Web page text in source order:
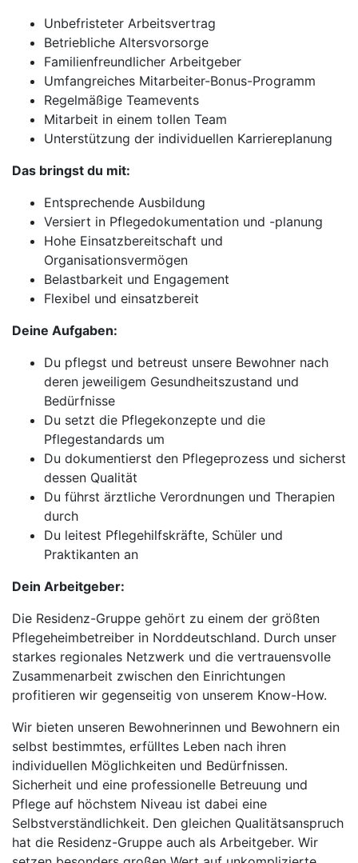
Unbefristeter Arbeitsvertrag
Betriebliche Altersvorsorge
Familienfreundlicher Arbeitgeber
Umfangreiches Mitarbeiter-Bonus-Programm
Regelmäßige Teamevents
Mitarbeit in einem tollen Team
Unterstützung der individuellen Karriereplanung
Das bringst du mit:
Entsprechende Ausbildung
Versiert in Pflegedokumentation und -planung
Hohe Einsatzbereitschaft und
Organisationsvermögen
Belastbarkeit und Engagement
Flexibel und einsatzbereit
Deine Aufgaben:
Du pflegst und betreust unsere Bewohner nach
deren jeweiligem Gesundheitszustand und
Bedürfnisse
Du setzt die Pflegekonzepte und die
Pflegestandards um
Du dokumentierst den Pflegeprozess und sicherst
dessen Qualität
Du führst ärztliche Verordnungen und Therapien
durch
Du leitest Pflegehilfskräfte, Schüler und
Praktikanten an
Dein Arbeitgeber:
Die Residenz-Gruppe gehört zu einem der größten
Pflegeheimbetreiber in Norddeutschland. Durch unser
starkes regionales Netzwerk und die vertrauensvolle
Zusammenarbeit zwischen den Einrichtungen
profitieren wir gegenseitig von unserem Know-How.
Wir bieten unseren Bewohnerinnen und Bewohnern ein
selbst bestimmtes, erfülltes Leben nach ihren
individuellen Möglichkeiten und Bedürfnissen.
Sicherheit und eine professionelle Betreuung und
Pflege auf höchstem Niveau ist dabei eine
Selbstverständlichkeit. Den gleichen Qualitätsanspruch
hat die Residenz-Gruppe auch als Arbeitgeber. Wir